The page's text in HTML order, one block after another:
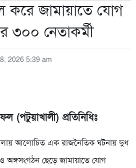
করে জামায়াতে যোগ
৩০০ নেতাকর্মী
2026 5:39 am
(পটুয়াখালী) প্রতিনিধিঃ
আলোচিত এক রাজনৈতিক ঘটনায় দুধ
ছেড়ে জামায়াতে যোগ